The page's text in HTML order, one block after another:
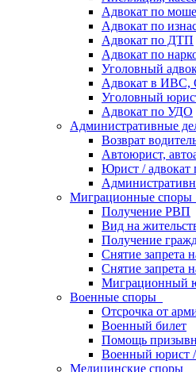
Адвокат по
Адвокат по
Адвокат по ДТП
Адвокат по
Уголовный
Адвокат в
Уголовный
Адвокат по УДО
Административные
Возврат
Автоюрист,
Юрист /
Миграционные споры
Получение РВП
Вид на
Получение
Снятие запрета
Снятие запрета
Миграционный
Военные споры
Отсрочка от
Военный билет
Помощь
Военный юрист /
Медицинские споры